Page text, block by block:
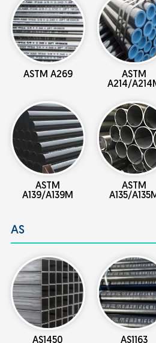
ASTM A269
ASTM
A214/
ASTM
A139/A139M
ASTM
A135/
AS
AS1450 AS1163